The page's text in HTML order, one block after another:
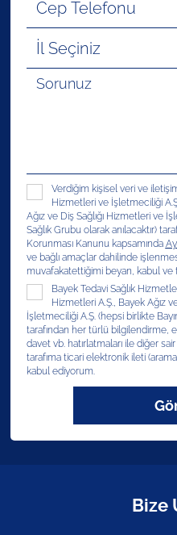
Verdiğim kişisel veri ve
Hizmetleri ve İşletmeciliği
Ağız ve Diş Sağlığı Hizmetleri ve
Sağlık Grubu olarak anılacaktır)
Korunması Kanunu kapsamında
ve bağlı amaçlar dahilinde
muvafakatettiğimi beyan, kabul ve
Bayek Tedavi Sağlık
Hizmetleri A.Ş., Bayek Ağız
İşletmeciliği A.Ş. (hepsi birlikte
tarafından her türlü bilgilendirme,
davet vb. hatırlatmaları ile diğer
tarafıma ticari elektronik ileti
kabul ediyorum.
Bize